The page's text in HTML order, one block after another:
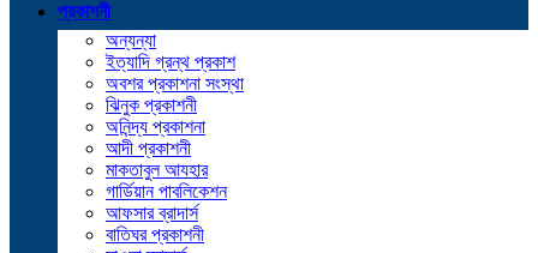
প্রকাশনী
অন্যন্যা
ইত্যাদি গ্রন্থ প্রকাশ
অবশর প্রকাশনা সংস্থা
ঝিনুক প্রকাশনী
অনিন্দ্য প্রকাশনা
আদী প্রকাশনী
মাকতাবুল আযহার
গার্ডিয়ান পাবলিকেশন
আফসার ব্রাদার্স
বাতিঘর প্রকাশনী